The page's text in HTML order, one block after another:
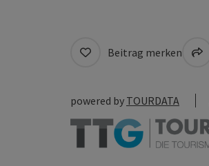
Beitrag merken
powered by TOURDATA